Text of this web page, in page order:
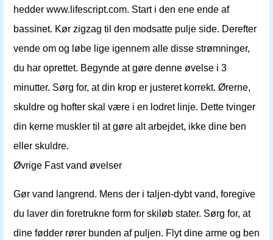
hedder www.lifescript.com. Start i den ene ende af
bassinet. Kør zigzag til den modsatte pulje side. Derefter
vende om og løbe lige igennem alle disse strømninger,
du har oprettet. Begynde at gøre denne øvelse i 3
minutter. Sørg for, at din krop er justeret korrekt. Ørerne,
skuldre og hofter skal være i en lodret linje. Dette tvinger
din kerne muskler til at gøre alt arbejdet, ikke dine ben
eller skuldre.
Øvrige Fast vand øvelser
Gør vand langrend. Mens der i taljen-dybt vand, foregive
du laver din foretrukne form for skiløb stater. Sørg for, at
dine fødder rører bunden af ​​puljen. Flyt dine arme og ben